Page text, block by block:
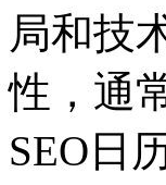
局和技
性，通
SEO日